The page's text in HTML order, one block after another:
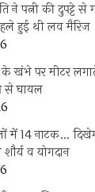
ने पत्नी की दुपट्टे
हुई थी लव मैरिज
खंभे पर मीटर
से घायल
में 14 नाटक…
शौर्य व योगदान